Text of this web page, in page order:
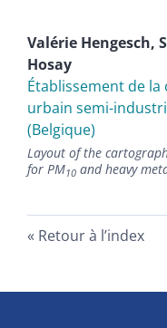
Valérie Hengesch,
Hosay
Établissement de
urbain semi-
(Belgique)
Layout of the
for PM10 and heavy
Retour à l’index